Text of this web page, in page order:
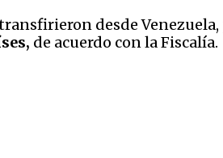
desde Venezuela,
de acuerdo con la Fiscalía.